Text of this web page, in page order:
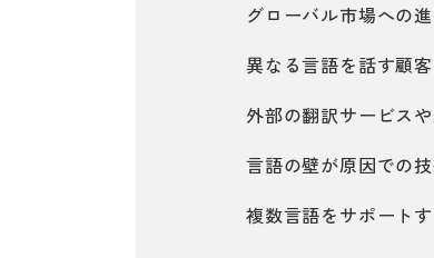
グローバル市場への
異なる言語を話す顧
外部の翻訳サービス
言語の壁が原因での
複数言語をサポート